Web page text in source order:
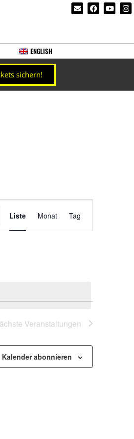
ENGLISH
sichern!
Veranstaltung
Ansichten-
Liste Monat Tag
Veranstaltungen
Kalender abonnieren